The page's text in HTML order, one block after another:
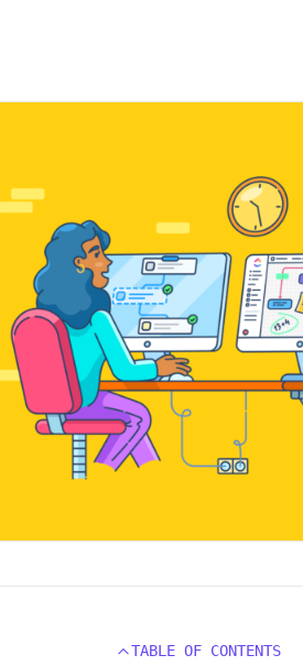
TABLE OF CONTENTS